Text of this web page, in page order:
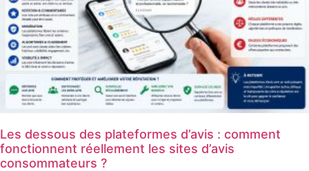
Les dessous des plateformes d’avis : comment
fonctionnent réellement les sites d’avis
consommateurs ?